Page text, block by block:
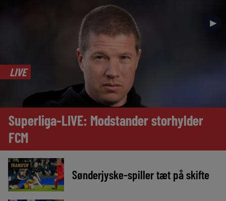
►
LIVE
Superliga-LIVE: Modstander storhylder
FCM
TRANSFER
Sønderjyske-spiller tæt på skifte